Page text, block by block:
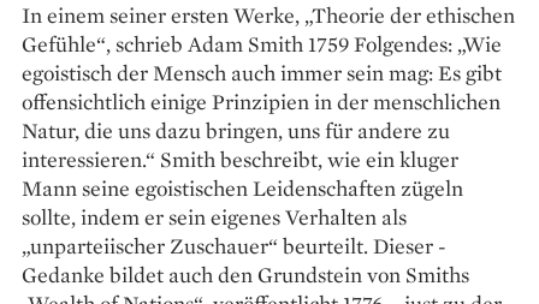
In einem ­seiner ersten Werke, „Theorie der ethischen
Gefühle“, schrieb Adam Smith 1759 ­Folgendes: „Wie
egoistisch der Mensch auch immer sein mag: Es gibt
offensichtlich einige Prinzipien in der menschlichen
Natur, die uns dazu bringen, uns für andere zu
interessieren.“ Smith beschreibt, wie ein kluger
Mann seine egoistischen Leidenschaften zügeln
sollte, indem er sein eigenes ­Verhalten als
„unparteiischer Zuschauer“ beurteilt. Dieser ­
Gedanke bildet auch den Grundstein von Smiths